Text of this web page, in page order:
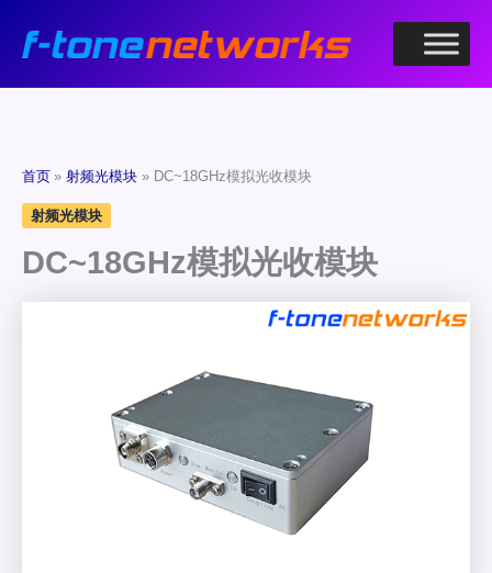
首页 射频光模块 DC~18GHz模拟光收模块
射频光模块
DC~18GHz模拟光收模块